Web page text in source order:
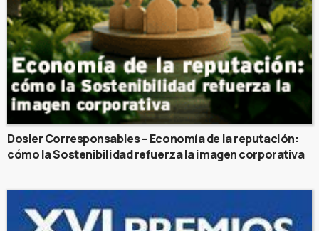
Dosier Corresponsables – Economía de la reputación:
cómo la Sostenibilidad refuerza la imagen corporativa